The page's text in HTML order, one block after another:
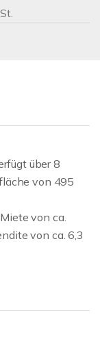
über 8
von 495
von ca.
von ca. 6,3